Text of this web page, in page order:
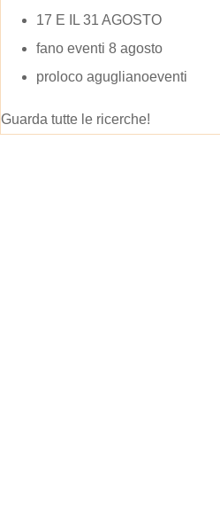
17 E IL 31 AGOSTO
fano eventi 8 agosto
proloco aguglianoeventi
Guarda tutte le ricerche!